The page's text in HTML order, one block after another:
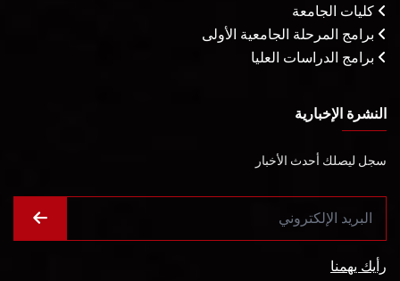
كليات الجامعة
برامج المرحلة الجامعية الأولى
برامج الدراسات العليا
النشرة الإخبارية
سجل ليصلك أحدث الأخبار
رأيك يهمنا